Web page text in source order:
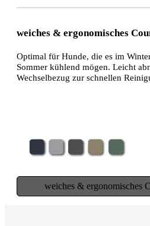
weiches & ergonomisches
Optimal für Hunde, die es im
Sommer kühlend mögen. Leicht
Wechselbezug zur schnellen
weiches & ergonomisches